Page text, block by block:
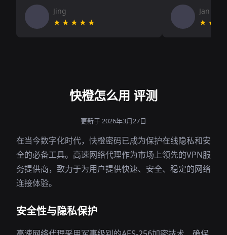
Jing
★★★★★
Jan V
快橙怎么用 评测
更新于 2026年3月27日
在当今数字化时代，快橙密码已成为保护在线隐私和安
全的必备工具。高速网络代理作为市场上领先的VPN服
务提供商，致力于为用户提供快速、安全、稳定的网络
连接体验。
安全性与隐私保护